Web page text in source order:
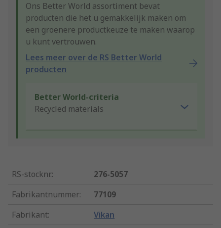
Ons Better World assortiment bevat
producten die het u gemakkelijk maken om
een groenere productkeuze te maken waarop
u kunt vertrouwen.
Lees meer over de RS Better World
producten
Better World-criteria
Recycled materials
RS-stocknr.:
276-5057
Fabrikantnummer:
77109
Fabrikant: Vikan